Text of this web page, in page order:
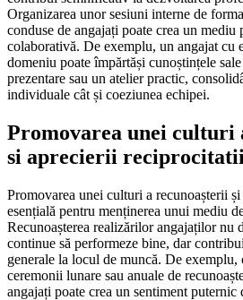
Organizarea unor sesiuni interne de
conduse de angajați poate crea un mediu
colaborativă. De exemplu, un angajat cu
domeniu poate împărtăși cunoștințele
prezentare sau un atelier practic,
individuale cât și coeziunea echipei.
Promovarea unei culturi
si aprecierii reciprocitatii
Promovarea unei culturi a recunoașterii
esențială pentru menținerea unui mediu
Recunoașterea realizărilor angajaților nu
continue să performeze bine, dar
generale la locul de muncă. De exemplu,
ceremonii lunare sau anuale de
angajați poate crea un sentiment puternic